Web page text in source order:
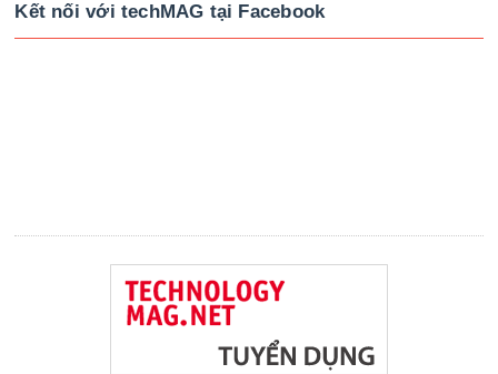
Kết nối với techMAG tại Facebook